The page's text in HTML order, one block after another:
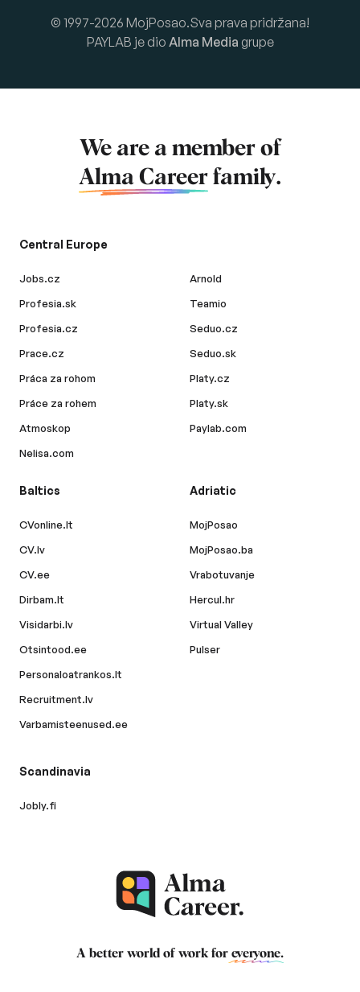
© 1997-2026 MojPosao.Sva prava pridržana!
PAYLAB je dio Alma Media grupe
We are a member of
Alma Career family.
Central Europe
Jobs.cz
Profesia.sk
Profesia.cz
Prace.cz
Práca za rohom
Práce za rohem
Atmoskop
Nelisa.com
Arnold
Teamio
Seduo.cz
Seduo.sk
Platy.cz
Platy.sk
Paylab.com
Baltics
CVonline.lt
CV.lv
CV.ee
Dirbam.lt
Visidarbi.lv
Otsintood.ee
Personaloatrankos.lt
Recruitment.lv
Varbamisteenused.ee
Adriatic
MojPosao
MojPosao.ba
Vrabotuvanje
Hercul.hr
Virtual Valley
Pulser
Scandinavia
Jobly.fi
A better world of work for everyone.